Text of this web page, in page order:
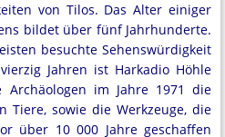
von Tilos. Das Alter einiger
bildet über fünf Jahrhunderte.
besuchte Sehenswürdigkeit
Jahren ist Harkadio Höhle
Archäologen im Jahre 1971 die
Tiere, sowie die Werkzeuge, die
über 10 000 Jahre geschaffen